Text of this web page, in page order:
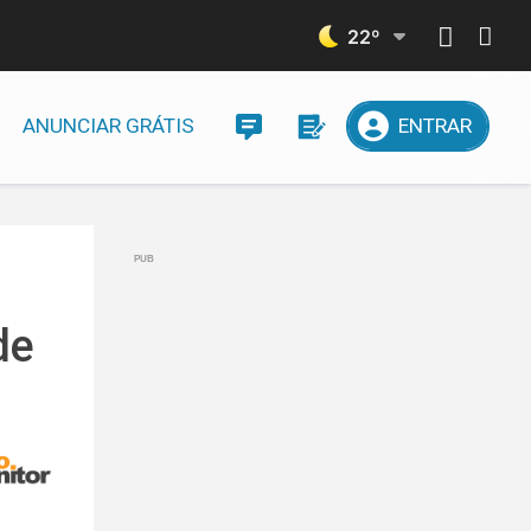
22º
ANUNCIAR GRÁTIS ENTRAR